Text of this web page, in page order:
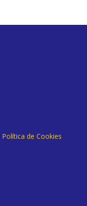
Política de Cookies